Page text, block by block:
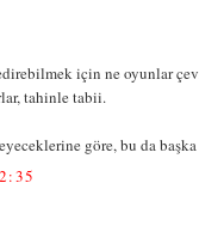
için ne oyunlar
tahinle tabii.
göre, bu da